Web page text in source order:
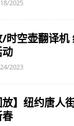
2025
/时空壶翻译机
2023
放】纽约唐人